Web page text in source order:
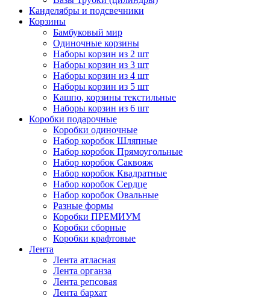
Канделябры и подсвечники
Корзины
Бамбуковый мир
Одиночные корзины
Наборы корзин из 2 шт
Наборы корзин из 3 шт
Наборы корзин из 4 шт
Наборы корзин из 5 шт
Кашпо, корзины текстильные
Наборы корзин из 6 шт
Коробки подарочные
Коробки одиночные
Набор коробок Шляпные
Набор коробок Прямоугольные
Набор коробок Саквояж
Набор коробок Квадратные
Набор коробок Сердце
Набор коробок Овальные
Разные формы
Коробки ПРЕМИУМ
Коробки сборные
Коробки крафтовые
Лента
Лента атласная
Лента органза
Лента репсовая
Лента бархат